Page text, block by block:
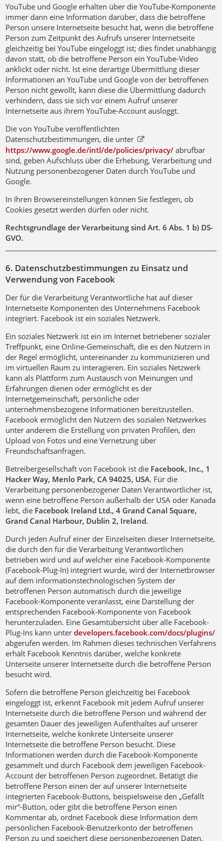
YouTube und Google erhalten über die YouTube-Komponente
immer dann eine Information darüber, dass die betroffene
Person unsere Internetseite besucht hat, wenn die betroffene
Person zum Zeitpunkt des Aufrufs unserer Internetseite
gleichzeitig bei YouTube eingeloggt ist; dies findet unabhängig
davon statt, ob die betroffene Person ein YouTube-Video
anklickt oder nicht. Ist eine derartige Übermittlung dieser
Informationen an YouTube und Google von der betroffenen
Person nicht gewollt, kann diese die Übermittlung dadurch
verhindern, dass sie sich vor einem Aufruf unserer
Internetseite aus ihrem YouTube-Account ausloggt.
Die von YouTube veröffentlichten
Datenschutzbestimmungen, die unter
https://www.google.de/intl/de/policies/privacy/ abrufbar
sind, geben Aufschluss über die Erhebung, Verarbeitung und
Nutzung personenbezogener Daten durch YouTube und
Google.
In Ihren Browsereinstellungen können Sie festlegen, ob
Cookies gesetzt werden dürfen oder nicht.
Rechtsgrundlage der Verarbeitung sind Art. 6 Abs. 1 b) DS-
GVO.
6. Datenschutzbestimmungen zu Einsatz und
Verwendung von Facebook
Der für die Verarbeitung Verantwortliche hat auf dieser
Internetseite Komponenten des Unternehmens Facebook
integriert. Facebook ist ein soziales Netzwerk.
Ein soziales Netzwerk ist ein im Internet betriebener sozialer
Treffpunkt, eine Online-Gemeinschaft, die es den Nutzern in
der Regel ermöglicht, untereinander zu kommunizieren und
im virtuellen Raum zu interagieren. Ein soziales Netzwerk
kann als Plattform zum Austausch von Meinungen und
Erfahrungen dienen oder ermöglicht es der
Internetgemeinschaft, persönliche oder
unternehmensbezogene Informationen bereitzustellen.
Facebook ermöglicht den Nutzern des sozialen Netzwerkes
unter anderem die Erstellung von privaten Profilen, den
Upload von Fotos und eine Vernetzung über
Freundschaftsanfragen.
Betreibergesellschaft von Facebook ist die Facebook, Inc., 1
Hacker Way, Menlo Park, CA 94025, USA. Für die
Verarbeitung personenbezogener Daten Verantwortlicher ist,
wenn eine betroffene Person außerhalb der USA oder Kanada
lebt, die Facebook Ireland Ltd., 4 Grand Canal Square,
Grand Canal Harbour, Dublin 2, Ireland.
Durch jeden Aufruf einer der Einzelseiten dieser Internetseite,
die durch den für die Verarbeitung Verantwortlichen
betrieben wird und auf welcher eine Facebook-Komponente
(Facebook-Plug-In) integriert wurde, wird der Internetbrowser
auf dem informationstechnologischen System der
betroffenen Person automatisch durch die jeweilige
Facebook-Komponente veranlasst, eine Darstellung der
entsprechenden Facebook-Komponente von Facebook
herunterzuladen. Eine Gesamtübersicht über alle Facebook-
Plug-Ins kann unterdevelopers.facebook.com/docs/plugins/
abgerufen werden. Im Rahmen dieses technischen Verfahrens
erhält Facebook Kenntnis darüber, welche konkrete
Unterseite unserer Internetseite durch die betroffene Person
besucht wird.
Sofern die betroffene Person gleichzeitig bei Facebook
eingeloggt ist, erkennt Facebook mit jedem Aufruf unserer
Internetseite durch die betroffene Person und während der
gesamten Dauer des jeweiligen Aufenthaltes auf unserer
Internetseite, welche konkrete Unterseite unserer
Internetseite die betroffene Person besucht. Diese
Informationen werden durch die Facebook-Komponente
gesammelt und durch Facebook dem jeweiligen Facebook-
Account der betroffenen Person zugeordnet. Betätigt die
betroffene Person einen der auf unserer Internetseite
integrierten Facebook-Buttons, beispielsweise den „Gefällt
mir“-Button, oder gibt die betroffene Person einen
Kommentar ab, ordnet Facebook diese Information dem
persönlichen Facebook-Benutzerkonto der betroffenen
Person zu und speichert diese personenbezogenen Daten.